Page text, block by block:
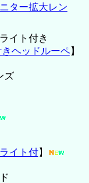
ター拡大レン
イト付き
ヘッドルーペ】
ズ
イト付】